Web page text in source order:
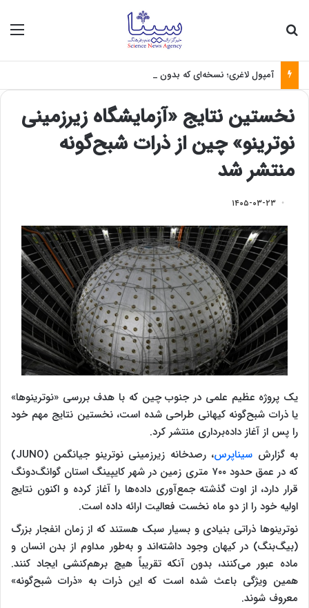
آمپول لاغری؛ نسخه‌ای که بدون تغذیه خطرناک می‌شود
نخستین نتایج «آزمایشگاه زیرزمینی
نوترینو» چین از ذرات شبح‌گونه
منتشر شد
۱۴۰۵-۰۳-۲۳
یک پروژه عظیم علمی در جنوب چین که با هدف بررسی «نوترینوها»
یا ذرات شبح‌گونه کیهانی طراحی شده است، نخستین نتایج مهم خود
را پس از آغاز داده‌برداری منتشر کرد.
به گزارش سیناپرس
، رصدخانه زیرزمینی نوترینو جیانگمن (JUNO)
که در عمق حدود ۷۰۰ متری زمین در شهر کایپینگ استان گوانگ‌دونگ
قرار دارد، از اوت گذشته جمع‌آوری داده‌ها را آغاز کرده و اکنون نتایج
اولیه خود را از دو ماه نخست فعالیت ارائه داده است.
نوترینوها ذراتی بنیادی و بسیار سبک هستند که از زمان انفجار بزرگ
(بیگ‌بنگ) در کیهان وجود داشته‌اند و به‌طور مداوم از بدن انسان و
ماده عبور می‌کنند، بدون آنکه تقریباً هیچ برهم‌کنشی ایجاد کنند.
همین ویژگی باعث شده است که این ذرات به «ذرات شبح‌گونه»
معروف شوند.